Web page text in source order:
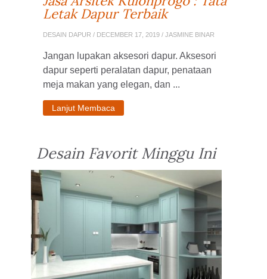
Letak Dapur Terbaik
DESAIN DAPUR / DECEMBER 17, 2019 / JASMINE BINAR
Jangan lupakan aksesori dapur. Aksesori
dapur seperti peralatan dapur, penataan
meja makan yang elegan, dan ...
Lanjut Membaca
Desain Favorit Minggu Ini